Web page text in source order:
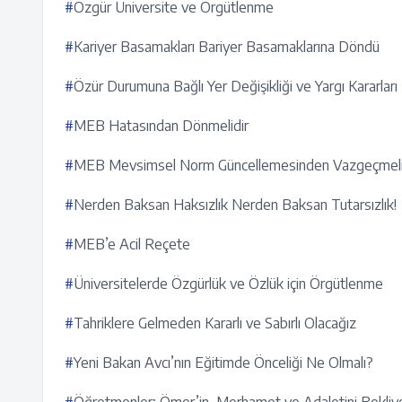
#Özgür Üniversite ve Örgütlenme
#Kariyer Basamakları Bariyer Basamaklarına Döndü
#Özür Durumuna Bağlı Yer Değişikliği ve Yargı Kararları
#MEB Hatasından Dönmelidir
#MEB Mevsimsel Norm Güncellemesinden
#Nerden Baksan Haksızlık Nerden Baksan Tutarsızlık!
#MEB’e Acil Reçete
#Üniversitelerde Özgürlük ve Özlük için Örgütlenme
#Tahriklere Gelmeden Kararlı ve Sabırlı Olacağız
#Yeni Bakan Avcı’nın Eğitimde Önceliği Ne Olmalı?